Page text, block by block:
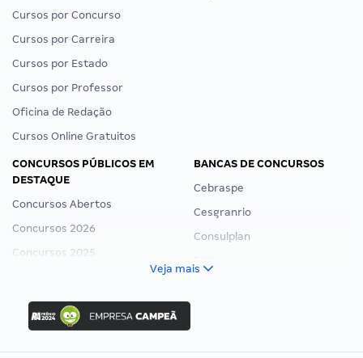
Cursos por Concurso
Cursos por Carreira
Cursos por Estado
Cursos por Professor
Oficina de Redação
Cursos Online Gratuitos
CONCURSOS PÚBLICOS EM
DESTAQUE
Concursos Abertos
Concursos 2026
Concursos 2025
Concurso Ibama
Concurso MPU
Editais publicados
BANCAS DE CONCURSOS
Cebraspe
Cesgranrio
Consulplan
Veja mais